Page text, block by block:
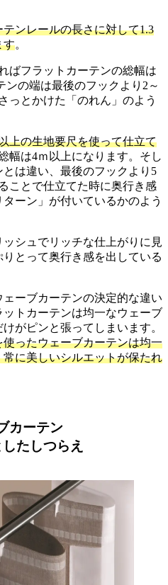
ンレールの長さに対して1.3
す。
ばフラットカーテンの総幅は
ンの端は最後のフックより2～
っとかけた「のれん」のよう
上の生地要尺を使って仕立て
幅は4ｍ以上になります。そし
は違い、最後のフックより5
ことで仕立てた時に奥行き感
ーン」が付いているかのよう
シュでリッチな仕上がりに見
とって奥行き感を出している
ーブカーテンの決定的な違い
トカーテンは均一なウェーブ
がピンと張ってしまいます。
ったウェーブカーテンは均一
に美しいシルエットが保たれ
カーテン
たしつらえ